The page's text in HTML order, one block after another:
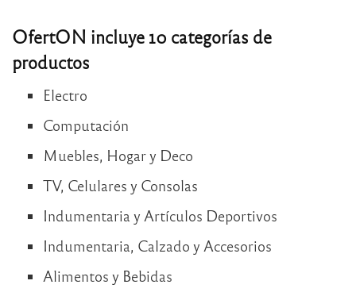
OfertON incluye 10 categorías de
productos
Electro
Computación
Muebles, Hogar y Deco
TV, Celulares y Consolas
Indumentaria y Artículos Deportivos
Indumentaria, Calzado y Accesorios
Alimentos y Bebidas